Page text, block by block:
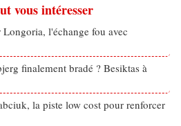
vous intéresser
l'échange fou avec
finalement bradé ? Besiktas à
la piste low cost pour renforcer